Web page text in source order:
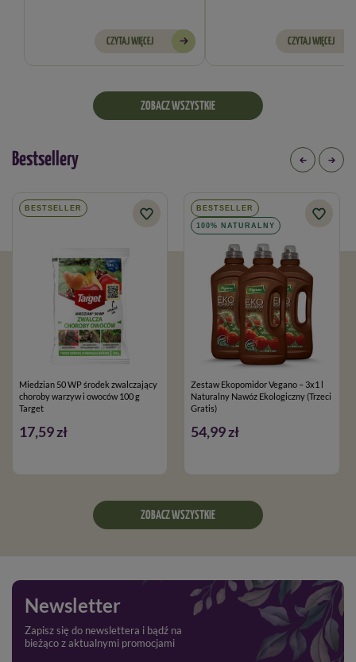
CZYTAJ WIĘCEJ CZYTAJ WIĘCEJ
ZOBACZ WSZYSTKIE
Bestsellery
BESTSELLER
Miedzian 50 WP środek zwalczający
choroby warzyw i owoców 100 g
Target
17,59 zł
BESTSELLER
100% NATURALNY
Zestaw Ekopomidor Vegano – 3x1 l
Naturalny Nawóz Ekologiczny (Trzeci
Gratis)
54,99 zł
ZOBACZ WSZYSTKIE
Newsletter
Zapisz się do newslettera i bądź na
bieżąco z aktualnymi promocjami